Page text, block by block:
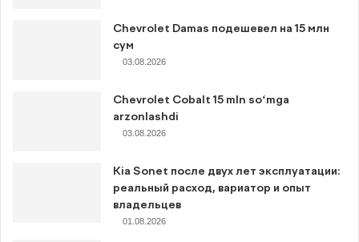
Chevrolet Damas подешевел на 15 млн
сум
03.08.2026
Chevrolet Cobalt 15 mln so‘mga
arzonlashdi
03.08.2026
Kia Sonet после двух лет эксплуатации:
реальный расход, вариатор и опыт
владельцев
01.08.2026